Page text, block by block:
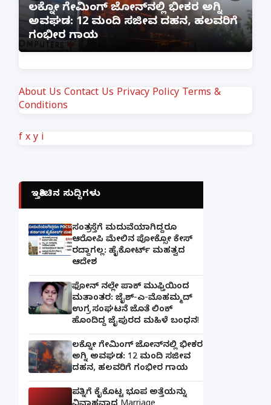
ಲಕ್ನೋ ಗೇಮಿಂಗ್ ಜೋನ್‌ನಲ್ಲಿ ಭೀಕರ ಅಗ್ನಿ
ಅವಘಡ: 12 ಮಂದಿ ಸಜೀವ ದಹನ, ಹಲವರಿಗೆ
ಗಂಭೀರ ಗಾಯ
About Us Contact Us Privacy Policy Terms &
Conditions
f x y i
ಇತ್ತೀಚಿನ ಸುದ್ದಿಗಳು
ಸಂತ್ರಸ್ತೆಗೆ ಮದುವೆಯಾಗಿದ್ದರೂ
ಆರೋಪಿ ಮೇಲಿನ ಪೋಕ್ಸೋ ಕೇಸ್
ರದ್ದಾಗಲ್ಲ: ಹೈಕೋರ್ಟ್ ಮಹತ್ವದ
ಆದೇಶ
ಫೋನ್ ನಲ್ಲೇ ಪಾಕ್ ಮುಫ್ತಿಯಿಂದ
ಮತಾಂತರ: ಜೈಶ್-ಎ-ಮೊಹಮ್ಮದ್
ಉಗ್ರ ಸಂಘಟನೆ ಜೊತೆ ಲಿಂಕ್
ಹೊಂದಿದ್ದ ಜೈಪುರದ ಮಹಿಳೆ ಬಂಧನ!
ಲಕ್ನೋ ಗೇಮಿಂಗ್ ಜೋನ್‌ನಲ್ಲಿ ಭೀಕರ
ಅಗ್ನಿ ಅವಘಡ: 12 ಮಂದಿ ಸಜೀವ
ದಹನ, ಹಲವರಿಗೆ ಗಂಭೀರ ಗಾಯ
ಪತ್ನಿಗೆ ಕೈಕೊಟ್ಟ ಭೂಪ ಅತ್ತೆಯನ್ನು